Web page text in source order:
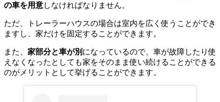
の車を用意しなければなりません。
ただ、トレーラーハウスの場合は室内を広く使うことができ
ますし、家だけを固定することができます。
また、 家部分と車が別 になっているので、車が故障したり使
えなくなったとしても家をそのまま使い続けることができる
のがメリットとして挙げることができます。